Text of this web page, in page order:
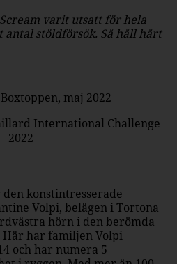
varit utsatt för hela
antal stöldförsök. Så håll hårt
maj 2022
International Challenge
2022
konstintresserade
Volpi, belägen i Tortona
hörn i den berömda
har familjen Volpi
och har numera 5